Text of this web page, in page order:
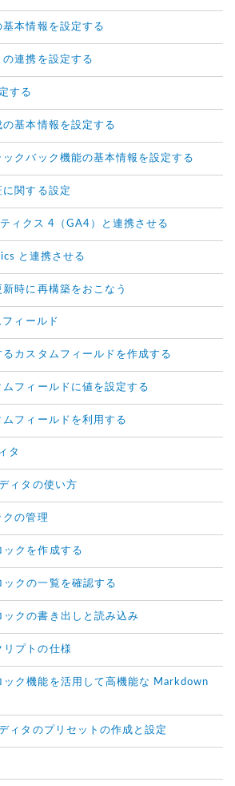
基本情報を設定する
連携を設定する
する
の基本情報を設定する
ックバック機能の基本情報を設定する
に関する設定
ィクス 4（GA4）と連携させる
と連携させる
新時に再構築をおこなう
ィールド
カスタムフィールドを作成する
フィールドに値を設定する
フィールドを利用する
タ
ィタの使い方
クの管理
ックを作成する
ックの一覧を確認する
ックの書き出しと読み込み
リプトの仕様
ック機能を活用して高機能な Markdown
ィタのプリセットの作成と設定